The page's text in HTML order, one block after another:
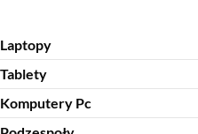
Laptopy
Tablety
Komputery Pc